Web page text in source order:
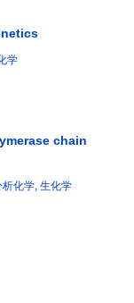
学
chain
析化学 生化学